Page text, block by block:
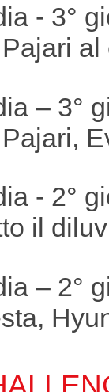
- 3°
– 3°
- 2°
il
– 2°